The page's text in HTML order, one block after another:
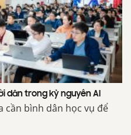
dân trong kỷ nguyên AI
cần bình dân học vụ để